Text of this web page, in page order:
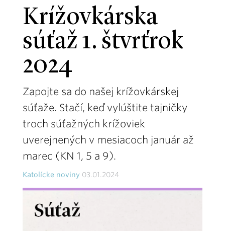
Krížovkárska
súťaž 1. štvrťrok
2024
Zapojte sa do našej krížovkárskej
súťaže. Stačí, keď vylúštite tajničky
troch súťažných krížoviek
uverejnených v mesiacoch január až
marec (KN 1, 5 a 9).
Katolícke noviny 03.01.2024